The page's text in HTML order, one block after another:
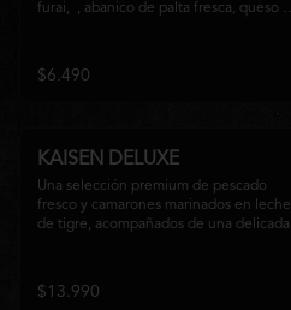
furai,  , abanico de palta fresca, queso
sabores que equilibra lo crocante, lo
fresco y lo cremoso en cada bocado.
$6.490
KAISEN DELUXE
Una selección premium de pescado
fresco y camarones marinados en leche
de tigre, acompañados de una delicada
que combina frescura, textura y
elegancia en cada bocado.
$13.990